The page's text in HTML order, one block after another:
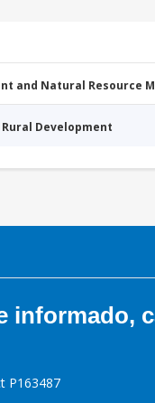
and Natural Resource
Rural Development
informado,
P163487